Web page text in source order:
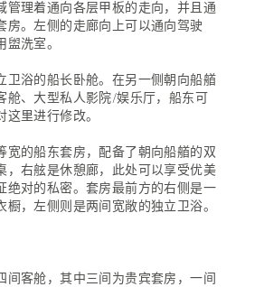
管理着通向各层甲板的走向，并且通
房。左侧的走廊向上可以通向驾驶
洗室。
卫浴的船长卧舱。在另一侧朝向船艏
舱、大型私人影院/娱乐厅，船东可
里进行修改。
宽的船东套房，配备了朝向船艏的双
，右舷是休憩廊，此处可以享受优美
绝对的私密。套房最前方的右侧是一
橱，左侧则是两间宽敞的独立卫浴。
间客舱，其中三间为贵宾套房，一间